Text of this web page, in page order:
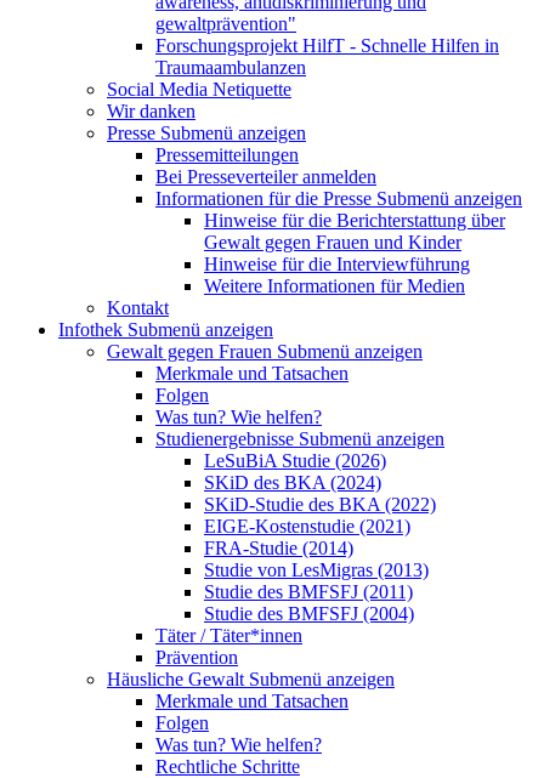
gewaltprävention"
Forschungsprojekt HilfT - Schnelle Hilfen in
Traumaambulanzen
Social Media Netiquette
Wir danken
Presse Submenü anzeigen
Pressemitteilungen
Bei Presseverteiler anmelden
Informationen für die Presse Submenü anzeigen
Hinweise für die Berichterstattung über
Gewalt gegen Frauen und Kinder
Hinweise für die Interviewführung
Weitere Informationen für Medien
Kontakt
Infothek Submenü anzeigen
Gewalt gegen Frauen Submenü anzeigen
Merkmale und Tatsachen
Folgen
Was tun? Wie helfen?
Studienergebnisse Submenü anzeigen
LeSuBiA Studie (2026)
SKiD des BKA (2024)
SKiD-Studie des BKA (2022)
EIGE-Kostenstudie (2021)
FRA-Studie (2014)
Studie von LesMigras (2013)
Studie des BMFSFJ (2011)
Studie des BMFSFJ (2004)
Täter / Täter*innen
Prävention
Häusliche Gewalt Submenü anzeigen
Merkmale und Tatsachen
Folgen
Was tun? Wie helfen?
Rechtliche Schritte